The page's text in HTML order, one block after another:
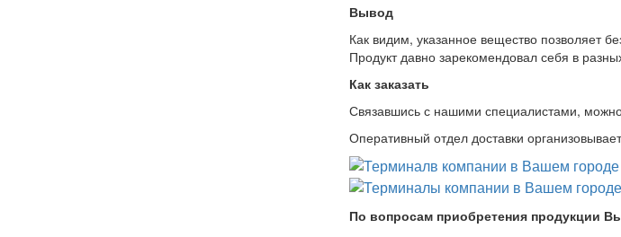
Вывод
Как видим, указанное вещество позволяет
Продукт давно зарекомендовал себя в
Как заказать
Связавшись с нашими специалистами,
Оперативный отдел доставки
По вопросам приобретения продукции